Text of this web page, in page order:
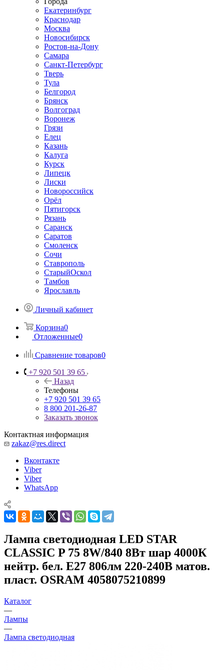
Екатеринбург
Краснодар
Москва
Новосибирск
Ростов-на-Дону
Самара
Санкт-Петербург
Тверь
Тула
Белгород
Брянск
Волгоград
Воронеж
Грязи
Елец
Казань
Калуга
Курск
Липецк
Лиски
Новороссийск
Орёл
Пятигорск
Рязань
Саранск
Саратов
Смоленск
Сочи
Ставрополь
СтарыйОскол
Тамбов
Ярославль
Личный кабинет
Корзина0
Отложенные0
Сравнение товаров0
+7 920 501 39 65
Назад
Телефоны
+7 920 501 39 65
8 800 201-26-87
Заказать звонок
Контактная информация
zakaz@res.direct
Вконтакте
Viber
Viber
WhatsApp
Лампа светодиодная LED STAR
CLASSIC P 75 8W/840 8Вт шар 4000К
нейтр. бел. E27 806лм 220-240В матов.
пласт. OSRAM 4058075210899
Каталог
—
Лампы
—
Лампа светодиодная